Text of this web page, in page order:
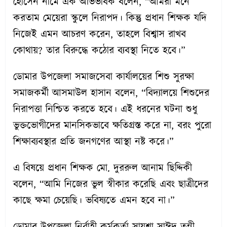
করতাম মেয়েরা স্কুলে নিরাপদ। কিন্তু প্রধান শিক্ষক যদি
নিজেই এমন আচরণ করেন, তাহলে বিশ্বাস রাখব
কোথায়? তার বিরুদ্ধে কঠোর ব্যবস্থা নিতে হবে।”
ডোমার উপজেলা সমাজসেবা কার্যালয়ের শিশু সুরক্ষা
সমাজকর্মী আসমাউল হাসান বলেন, “বিদ্যালয়ে শিশুদের
নিরাপত্তা নিশ্চিত করতে হবে। এই ধরনের ঘটনা শুধু
ভুক্তভোগীদের মানসিকভাবে ক্ষতিগ্রস্ত করে না, বরং পুরো
শিক্ষাব্যবস্থার প্রতি জনগণের আস্থা নষ্ট করে।”
এ বিষয়ে প্রধান শিক্ষক মো. দুররুল আনাম ছিদ্দিকী
বলেন, “আমি নিজের ভুল স্বীকার করেছি এবং ছাত্রীদের
কাছে ক্ষমা চেয়েছি। ভবিষ্যতে এমন হবে না।”